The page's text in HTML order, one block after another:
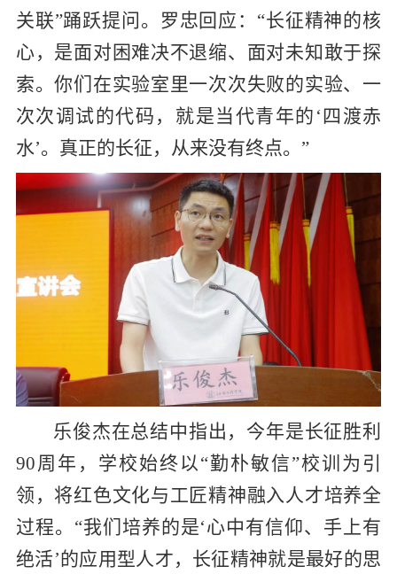
关联”踊跃提问。罗忠回应：“长征精神的核
心，是面对困难决不退缩、面对未知敢于探
索。你们在实验室里一次次失败的实验、一
次次调试的代码，就是当代青年的‘四渡赤
水’。真正的长征，从来没有终点。”
乐俊杰在总结中指出，今年是长征胜利
90周年，学校始终以“勤朴敏信”校训为引
领，将红色文化与工匠精神融入人才培养全
过程。“我们培养的是‘心中有信仰、手上有
绝活’的应用型人才，长征精神就是最好的思